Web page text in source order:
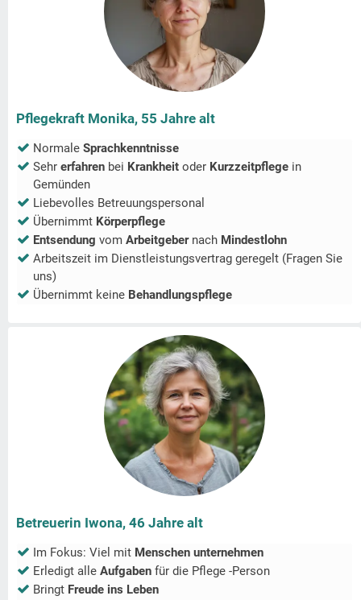
Pflegekraft Monika, 55 Jahre alt
Normale Sprachkenntnisse
Sehr erfahren bei Krankheit oder Kurzzeitpflege in
Gemünden
Liebevolles Betreuungspersonal
Übernimmt Körperpflege
Entsendung vom Arbeitgeber nach Mindestlohn
Arbeitszeit im Dienstleistungsvertrag geregelt (Fragen Sie
uns)
Übernimmt keine Behandlungspflege
Betreuerin Iwona, 46 Jahre alt
Im Fokus: Viel mit Menschen unternehmen
Erledigt alle Aufgaben für die Pflege -Person
Bringt Freude ins Leben